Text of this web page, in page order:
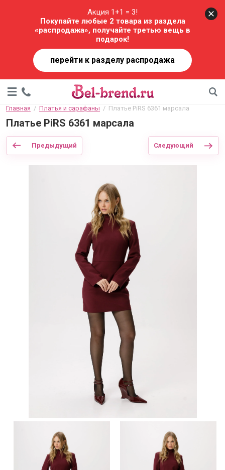
Акция 1+1 = 3!
Покупайте любые 2 товара из раздела
«распродажа», получайте третью вещь в
подарок!
перейти к разделу распродажа
Главная
  /
Платья и сарафаны
  /  Платье PiRS 6361 марсала
Платье PiRS 6361 марсала
Предыдущий Следующий